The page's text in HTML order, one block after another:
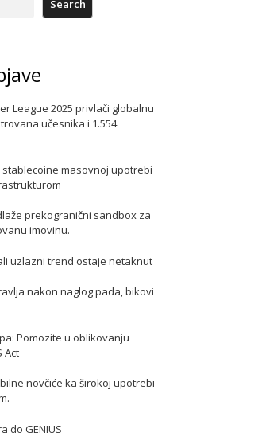
Search
League 2025 privlači globalnu
učesnika i 1.554
masovnoj upotrebi
prekogranični sandbox za
imovinu.
uzlazni trend ostaje netaknut
nakon naglog pada, bikovi
Pomozite u oblikovanju
Act
novčiće ka širokoj upotrebi
do GENIUS